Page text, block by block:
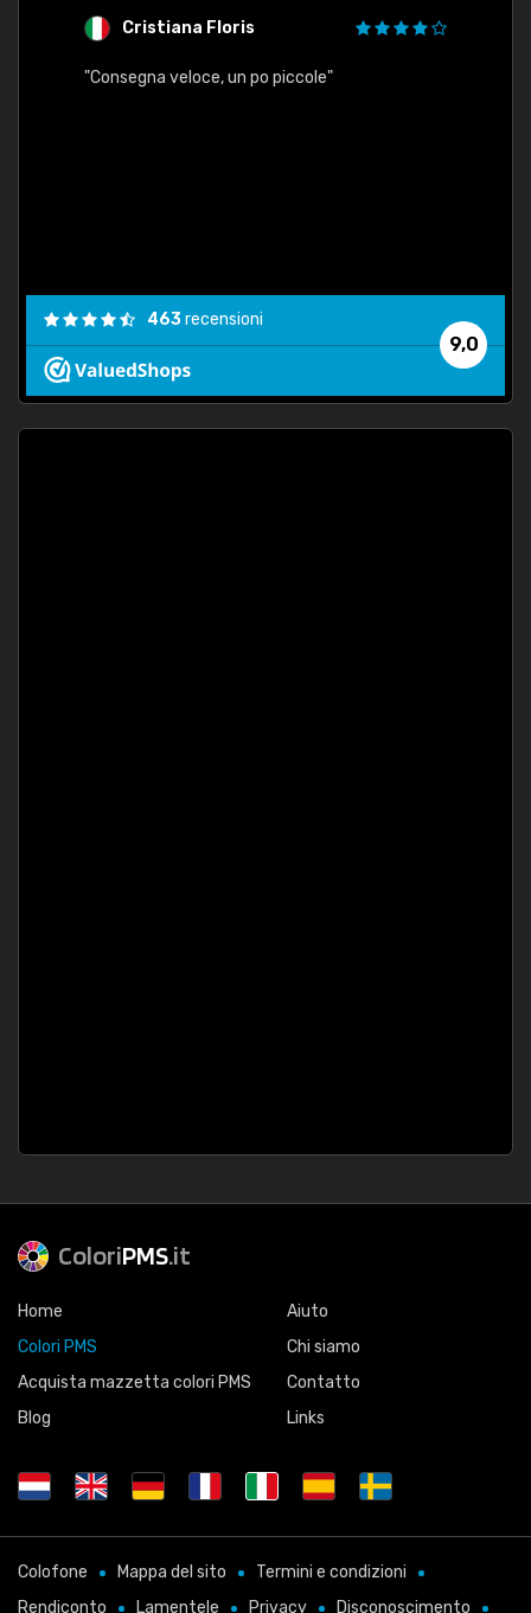
Cristiana Floris
"Consegna veloce, un po piccole"
9,0
463recensioni
ColoriPMS.it
Home
Colori PMS
Acquista mazzetta colori PMS
Blog
Aiuto
Chi siamo
Contatto
Links
Colofone Mappa del sito
Termini e condizioni
Rendiconto
Lamentele Privacy Disconoscimento